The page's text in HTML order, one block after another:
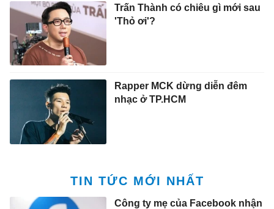
Trấn Thành có chiêu gì mới sau
'Thỏ ơi'?
Rapper MCK dừng diễn đêm
nhạc ở TP.HCM
TIN TỨC MỚI NHẤT
Công ty mẹ của Facebook nhận